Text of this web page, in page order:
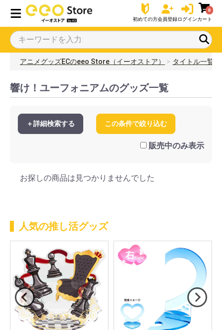
初めての方会員登録ログイン
0
カート
アニメグッズECのeeo Store（イーオストア） タイトル一覧
響け！ユーフォニアムのグッズ一覧
＋詳細検索する この条件で絞り込む
販売中のみ表示
お探しの商品は見つかりませんでした
人気の推し活グッズ